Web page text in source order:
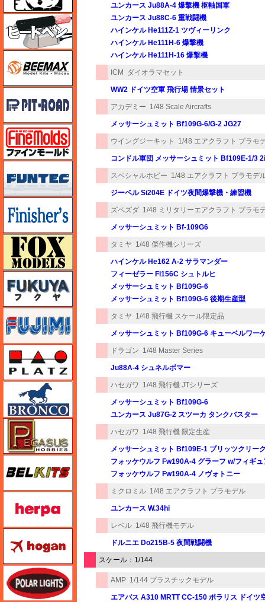
ユンカース Ju88A-4 爆撃機 枢軸国軍
ユンカース Ju88C-6 重戦闘機
ハインケル He111Z-1 ツヴィーリンク
ハインケル He111H-6 爆撃機
ハインケル He111H-16 爆撃機
ICM ダイオラマセット
WW2 ドイツ空軍 飛行場 情景セット
アカデミー 1/48 Scale Aircrafts
メッサーシュミット Bf109G-6/G-2 JG27
ウイングジーキット 1/48 エアクラフト プラモ
コンドル軍団 メッサーシュミット Bf109E-1/3
スペシャルホビー 1/48 エアクラフト プラモデ
ジーベル Si204E ドイツ夜間爆撃機・練習機
ズベズダ 1/48 ミリタリーエアクラフト プラモ
メッサーシュミット Bf-109G6
タミヤ 1/48 傑作機シリーズ
ハインケル He162 A-2 サラマンダー
フィーゼラー Fi156C シュトルヒ
メッサーシュミット Bf109G-6
メッサーシュミット Bf109G-6 後期生産型
タミヤ 1/48 飛行機 スケール限定品
メッサーシュミット Bf109G-6 キューベルワー
ドラゴン 1/48 Master Series
Ju88A-4 シュネルボマー
ハセガワ 1/48 飛行機 JTシリーズ
メッサーシュミット Bf109G-6
ユンカース Ju87G-2 スツーカ タンクバスター
ハセガワ 1/48 飛行機 限定生産
メッサーシュミット Bf109E-1 ブリッツクリー
フォッケウルフ Fw190A-4 グラーフ w/フィギュ
フォッケウルフ Fw190A-4 ノヴォトニー
ミクロミル 1/48 エアクラフト プラモデル
ユンカース W.34hi
レベル 1/48 飛行機モデル
ドルニエ Do215B-5 夜間戦闘機
スケール：1/144
AMP 1/144 プラスチックモデル
エアバス A310 MRTT CC-150 ポラリス ドイツ
ヒートペン（十和田技研・ブレインファクトリー）
ピットロード
ファインモールド
フィニッシャーズ
フォックスモデル（FOX MODELS）
ブロンコモデル（Bronco Models）
ペガサスホビー
ヘルパ（herpa）
ホーガンウイングス
ポーラライツ